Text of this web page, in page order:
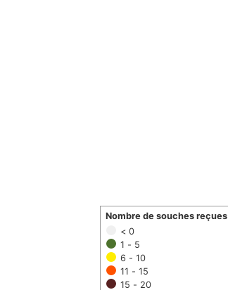
< 0
1 - 5
6 - 10
11 - 15
15 - 20
Nombre de souches reçues